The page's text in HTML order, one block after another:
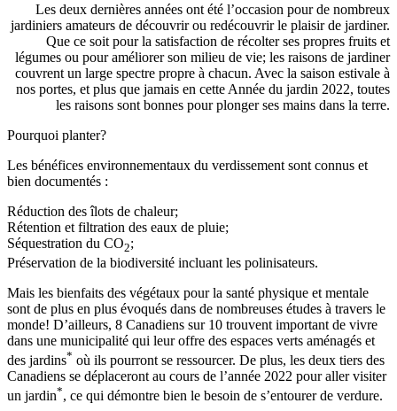
Les deux dernières années ont été l’occasion pour de nombreux
jardiniers amateurs de découvrir ou redécouvrir le plaisir de jardiner.
Que ce soit pour la satisfaction de récolter ses propres fruits et
légumes ou pour améliorer son milieu de vie; les raisons de jardiner
couvrent un large spectre propre à chacun. Avec la saison estivale à
nos portes, et plus que jamais en cette Année du jardin 2022, toutes
les raisons sont bonnes pour plonger ses mains dans la terre.
Pourquoi planter?
Les bénéfices environnementaux du verdissement sont connus et
bien documentés :
Réduction des îlots de chaleur;
Rétention et filtration des eaux de pluie;
Séquestration du CO2;
Préservation de la biodiversité incluant les polinisateurs.
Mais les bienfaits des végétaux pour la santé physique et mentale
sont de plus en plus évoqués dans de nombreuses études à travers le
monde! D’ailleurs, 8 Canadiens sur 10 trouvent important de vivre
dans une municipalité qui leur offre des espaces verts aménagés et
des jardins* où ils pourront se ressourcer. De plus, les deux tiers des
Canadiens se déplaceront au cours de l’année 2022 pour aller visiter
un jardin*, ce qui démontre bien le besoin de s’entourer de verdure.